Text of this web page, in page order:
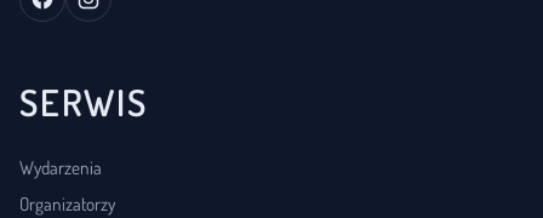
SERWIS
Wydarzenia
Organizatorzy